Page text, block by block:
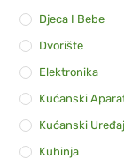
Djeca I Bebe
Dvorište
Elektronika
Kućanski
Kućanski
Kuhinja